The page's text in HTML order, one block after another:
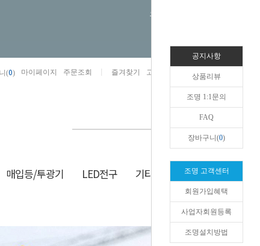
오늘하루 열지않음
(0) 마이페이지 주문조회 즐겨찾기 고객센터 카카오톡채널/상담
매입등/투광기 LED전구 기타/잡화 생활/건강
>기타/잡화>공구
공지사항
상품리뷰
조명 1:1문의
FAQ
장바구니(0)
조명 고객센터
회원가입혜택
사업자회원등록
조명설치방법